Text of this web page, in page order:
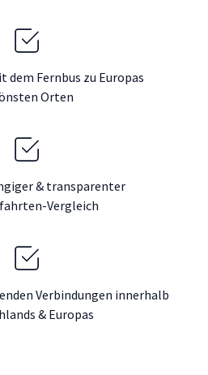
dem Fernbus zu Europas
Orten
& transparenter
Vergleich
Verbindungen innerhalb
& Europas